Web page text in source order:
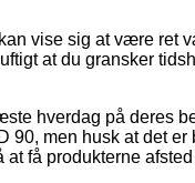
vise sig at være ret
at du gransker
hverdag på deres
men husk at det
få produkterne